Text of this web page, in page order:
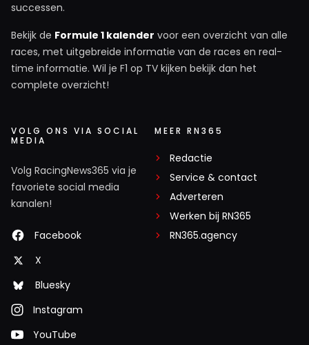
successen.
Bekijk de Formule 1 kalender voor een overzicht van alle
races, met uitgebreide informatie van de races en real-
time informatie. Wil je F1 op TV kijken bekijk dan het
complete overzicht!
VOLG ONS VIA SOCIAL
MEDIA
Volg RacingNews365 via je
favoriete social media
kanalen!
Facebook
X
Bluesky
Instagram
YouTube
MEER RN365
Redactie
Service & contact
Adverteren
Werken bij RN365
RN365.agency